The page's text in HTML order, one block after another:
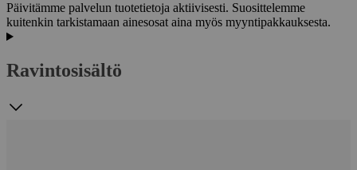
Päivitämme palvelun tuotetietoja aktiivisesti. Suosittelemme
kuitenkin tarkistamaan ainesosat aina myös myyntipakkauksesta.
Ravintosisältö